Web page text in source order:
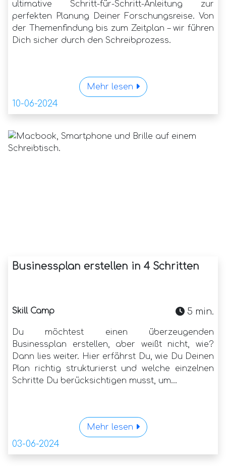
ultimative Schritt-für-Schritt-Anleitung zur
perfekten Planung Deiner Forschungsreise. Von
der Themenfindung bis zum Zeitplan – wir führen
Dich sicher durch den Schreibprozess.
Mehr lesen
10-06-2024
Businessplan erstellen in 4 Schritten
Skill Camp 5 min.
Du möchtest einen überzeugenden
Businessplan erstellen, aber weißt nicht, wie?
Dann lies weiter. Hier erfährst Du, wie Du Deinen
Plan richtig strukturierst und welche einzelnen
Schritte Du berücksichtigen musst, um...
Mehr lesen
03-06-2024